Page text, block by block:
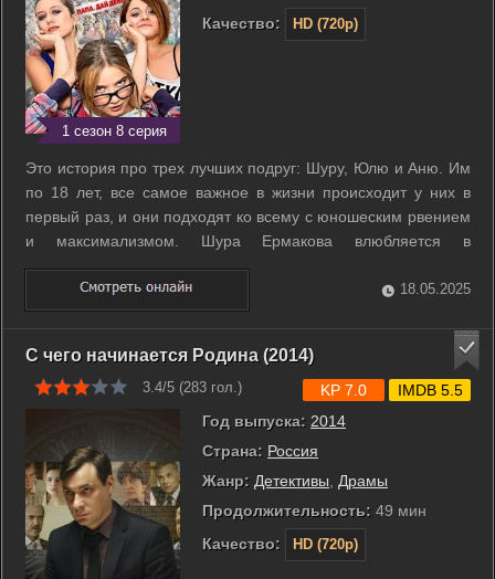
1 сезон 8 серия
Качество:
HD (720p)
Это история про трех лучших подруг: Шуру, Юлю и Аню. Им
по 18 лет, все самое важное в жизни происходит у них в
первый раз, и они подходят ко всему с юношеским рвением
и максимализмом. Шура Ермакова влюбляется в
преподавателя и в тот же день узнает, что в ее семью
вернулась мама, которая бросила ее в детстве. Юля
Кузьмина никак не может разорвать ...
18.05.2025
С чего начинается Родина (2014)
3.4/5 (283 гол.)
Год выпуска: 2014
Страна: Россия
Жанр: Детективы, Драмы
Продолжительность: 49 мин
Качество:
HD (720p)
KP 7.0 IMDB 5.5